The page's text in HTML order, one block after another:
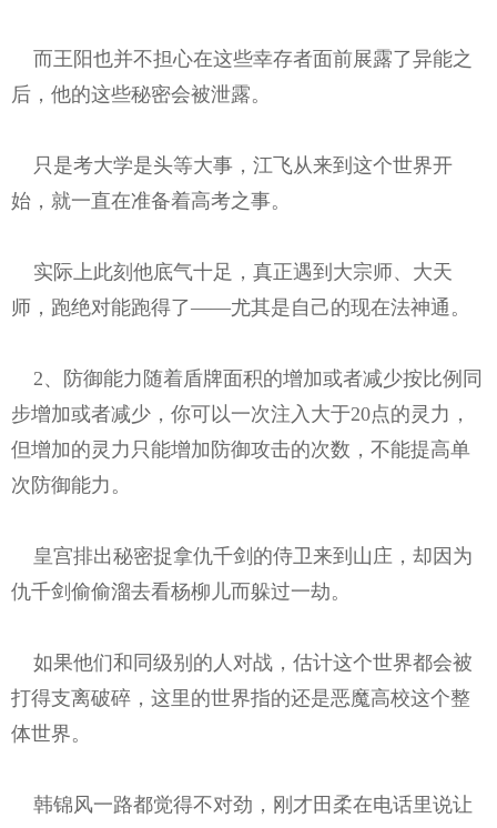
而王阳也并不担心在这些幸存者面前展露了异能之
后，他的这些秘密会被泄露。
只是考大学是头等大事，江飞从来到这个世界开
始，就一直在准备着高考之事。
实际上此刻他底气十足，真正遇到大宗师、大天
师，跑绝对能跑得了——尤其是自己的现在法神通。
2、防御能力随着盾牌面积的增加或者减少按比例同
步增加或者减少，你可以一次注入大于20点的灵力，
但增加的灵力只能增加防御攻击的次数，不能提高单
次防御能力。
皇宫排出秘密捉拿仇千剑的侍卫来到山庄，却因为
仇千剑偷偷溜去看杨柳儿而躲过一劫。
如果他们和同级别的人对战，估计这个世界都会被
打得支离破碎，这里的世界指的还是恶魔高校这个整
体世界。
韩锦风一路都觉得不对劲，刚才田柔在电话里说让